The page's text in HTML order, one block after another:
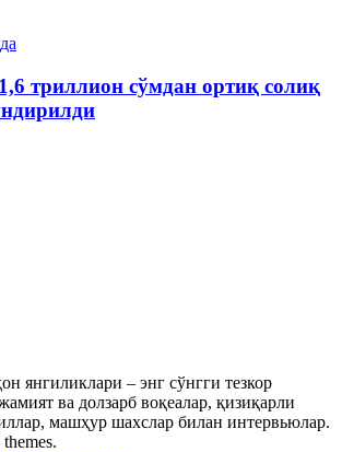
триллион сўмдан ортиқ солиқ
янгиликлари – энг сўнгги тезкор
ва долзарб воқеалар, қизиқарли
машҳур шахслар билан интервьюлар.